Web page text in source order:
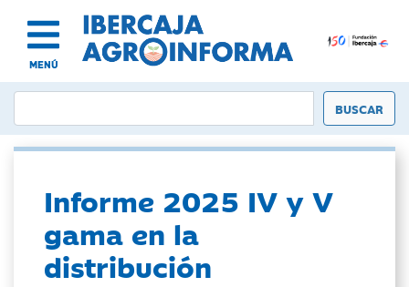
MENÚ
Informe 2025 IV y V
gama en la
distribución